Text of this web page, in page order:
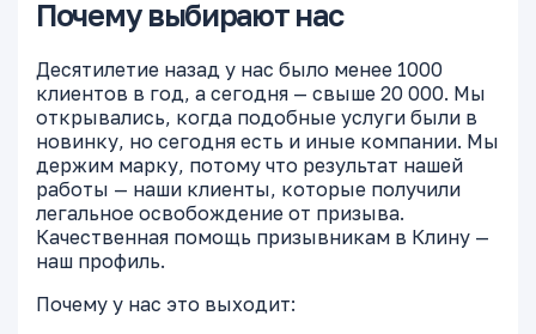
Почему выбирают нас
Десятилетие назад у нас было менее 1000
клиентов в год, а сегодня — свыше 20 000. Мы
открывались, когда подобные услуги были в
новинку, но сегодня есть и иные компании. Мы
держим марку, потому что результат нашей
работы — наши клиенты, которые получили
легальное освобождение от призыва.
Качественная помощь призывникам в Клину —
наш профиль.
Почему у нас это выходит: